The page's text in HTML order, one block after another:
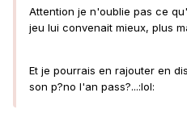
Attention je n'oublie pas ce
jeu lui convenait mieux, plus
Et je pourrais en rajouter en
son p?no l'an pass?...:lol: